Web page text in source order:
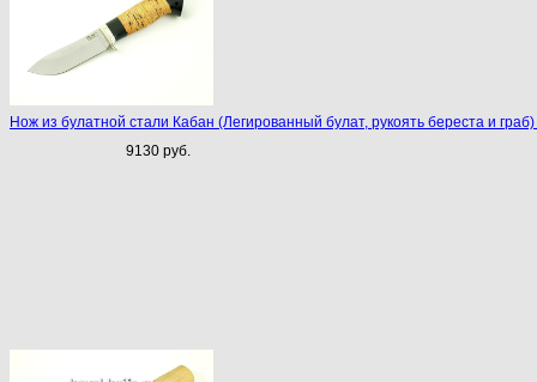
Нож из булатной стали Кабан (Легированный булат, рукоять береста и
9130 руб.